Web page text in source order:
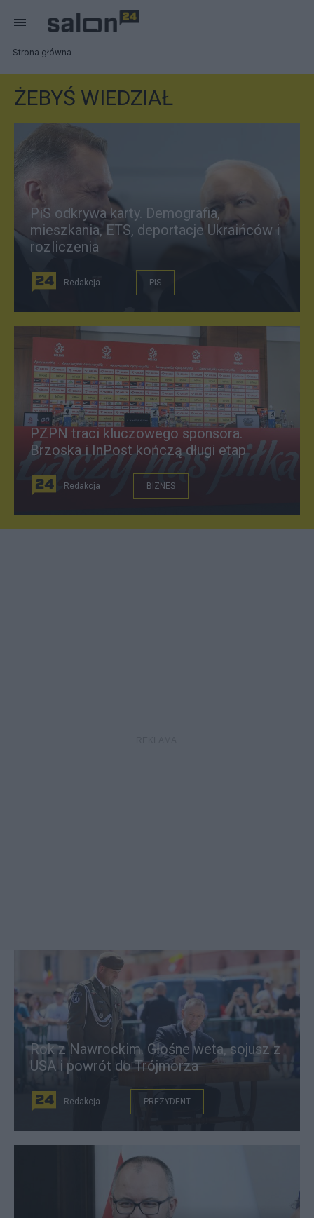
Strona główna
ŻEBYŚ WIEDZIAŁ
PiS odkrywa karty. Demografia,
mieszkania, ETS, deportacje Ukraińców i
rozliczenia
Redakcja PIS
PZPN traci kluczowego sponsora.
Brzoska i InPost kończą długi etap
Redakcja BIZNES
Rok z Nawrockim. Głośne weta, sojusz z
USA i powrót do Trójmorza
Redakcja PREZYDENT